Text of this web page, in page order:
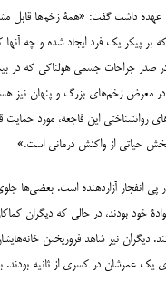
عهده داشت گفت: «همۀ زخم‌ها قابل
بر پیکر یک فرد ایجاد شده و چه
صدر جراحات جسمی هولناکی که در
در معرض زخم‌های بزرگ و پنهان نیز
روانشناختی این فاجعه، مورد حمایت
حیاتی از واکنش درمانی است.»
پی انفجار آزاردهنده است. بعضی‌ها
خود بودند، در حالی که دیگران
دیگران نیز شاهد فروریختن
یک عمرشان در کسری از ثانیه بودند.